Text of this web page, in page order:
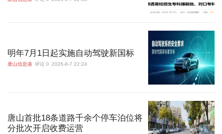
明年7月1日起实施自动驾驶新国标
唐山信息港 评论 0 2026-8-7 22:24
唐山首批18条道路千余个停车泊位将
分批次开启收费运营